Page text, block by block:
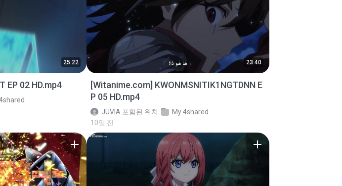
25:22
EP 02 HD.mp4
23:40
[Witanime.com] KWONMSNITIK1NGTDNN E
P 05 HD.mp4
JUVIA 포함된 위치
My 4shared
10일 전